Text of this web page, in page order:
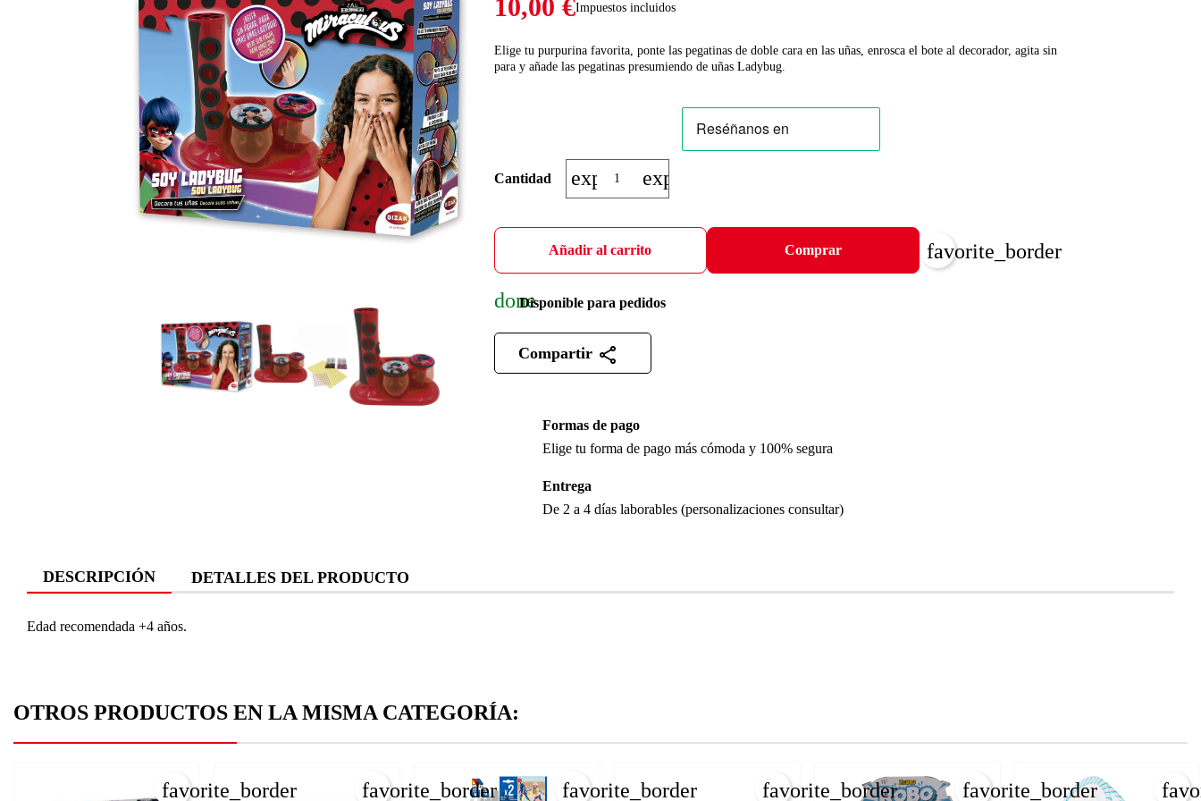
10,00 €Impuestos incluidos
Elige tu purpurina favorita, ponte las pegatinas de doble cara en las uñas, enrosca el bote al decorador, agita sin
para y añade las pegatinas presumiendo de uñas Ladybug.
Cantidad expand_moreexpand_less
Añadir al carrito Comprar favorite_border
doneDisponible para pedidos
Compartir
Formas de pago
Elige tu forma de pago más cómoda y 100% segura
Entrega
De 2 a 4 días laborables (personalizaciones consultar)
DESCRIPCIÓN DETALLES DEL PRODUCTO
Edad recomendada +4 años.
OTROS PRODUCTOS EN LA MISMA CATEGORÍA:
favorite_border favorite_border favorite_border favorite_border favorite_border